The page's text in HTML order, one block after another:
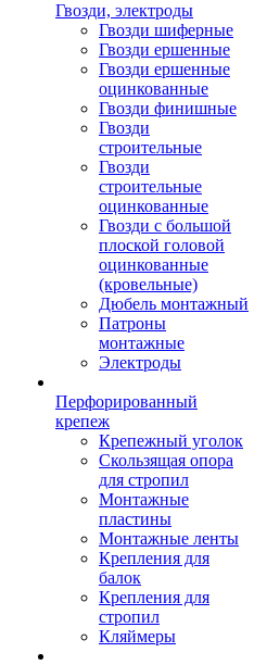
Гвозди, электроды
Гвозди шиферные
Гвозди ершенные
Гвозди ершенные
оцинкованные
Гвозди финишные
Гвозди
строительные
Гвозди
строительные
оцинкованные
Гвозди с большой
плоской головой
оцинкованные
(кровельные)
Дюбель монтажный
Патроны
монтажные
Электроды
Перфорированный
крепеж
Крепежный уголок
Скользящая опора
для стропил
Монтажные
пластины
Монтажные ленты
Крепления для
балок
Крепления для
стропил
Кляймеры